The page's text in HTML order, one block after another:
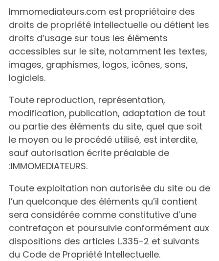
Immomediateurs.com est propriétaire des
droits de propriété intellectuelle ou détient les
droits d’usage sur tous les éléments
accessibles sur le site, notamment les textes,
images, graphismes, logos, icônes, sons,
logiciels.
Toute reproduction, représentation,
modification, publication, adaptation de tout
ou partie des éléments du site, quel que soit
le moyen ou le procédé utilisé, est interdite,
sauf autorisation écrite préalable de
:IMMOMEDIATEURS.
Toute exploitation non autorisée du site ou de
l’un quelconque des éléments qu’il contient
sera considérée comme constitutive d’une
contrefaçon et poursuivie conformément aux
dispositions des articles L.335-2 et suivants
du Code de Propriété Intellectuelle.